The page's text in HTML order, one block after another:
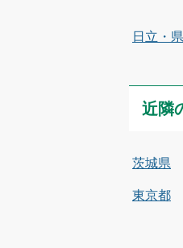
日立・
近隣
茨城県
東京都